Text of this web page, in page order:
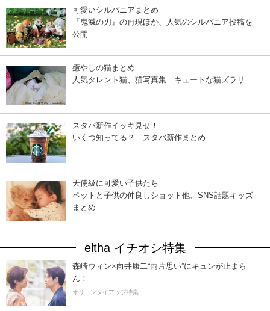
可愛いシルバニアまとめ
『鬼滅の刃』の再現ほか、人気のシルバニア投稿を
公開
癒やしの猫まとめ
人気タレント猫、猫写真集…キュートな猫ズラリ
スタバ新作イッキ見せ！
いくつ知ってる？ スタバ新作まとめ
天使級に可愛い子供たち
ペットと子供の仲良しショット他、SNS話題キッズ
まとめ
eltha イチオシ特集
森崎ウィン×向井康二“両片思い”にキュンが止まら
ん！
オリコンタイアップ特集